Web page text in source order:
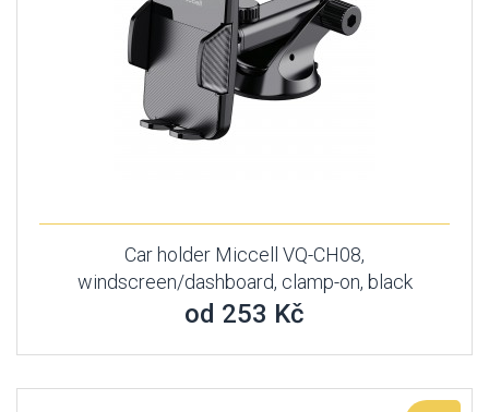
Car holder Miccell VQ-CH08,
windscreen/dashboard, clamp-on, black
od 253 Kč